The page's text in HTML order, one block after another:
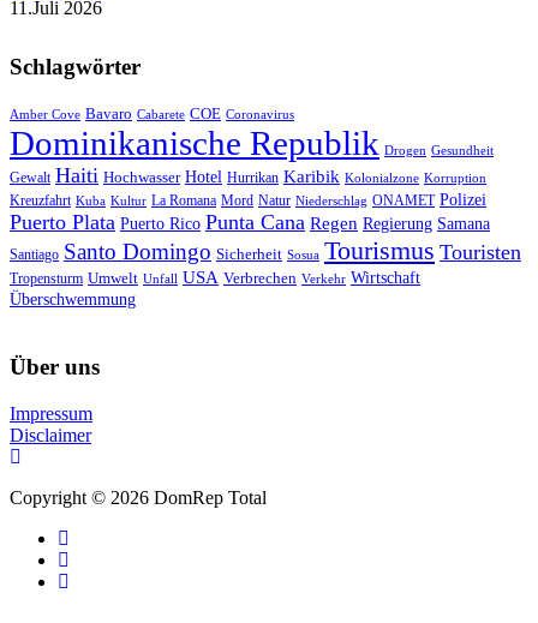
11.Juli 2026
Schlagwörter
Amber Cove Bavaro Cabarete COE Coronavirus
Dominikanische Republik Drogen Gesundheit
Gewalt Haiti Hochwasser Hotel Hurrikan Karibik Kolonialzone Korruption
Kreuzfahrt Kuba Kultur La Romana Mord Natur Niederschlag ONAMET Polizei
Puerto Plata Puerto Rico Punta Cana Regen Regierung Samana
Santiago Santo Domingo Sicherheit Sosua Tourismus Touristen
Tropensturm Umwelt Unfall USA Verbrechen Verkehr Wirtschaft
Überschwemmung
Über uns
Impressum
Disclaimer
Copyright © 2026 DomRep Total